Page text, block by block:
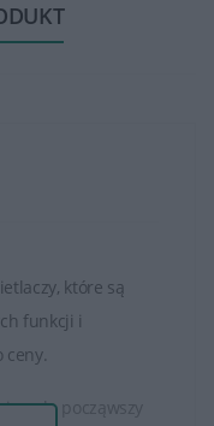
które są
funkcji i
ceny.
począwszy